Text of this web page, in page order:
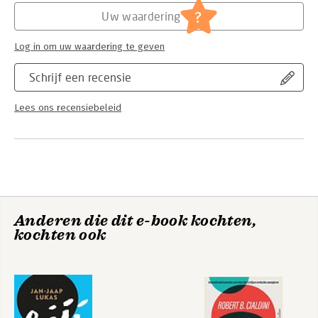
Hoofdrubriek: Persoonlijke effectiviteit
Schrijf een recensie
Lees ons recensiebeleid
Uw waardering ?
Log in om uw waardering te geven
Anderen die dit e-book kochten,
kochten ook